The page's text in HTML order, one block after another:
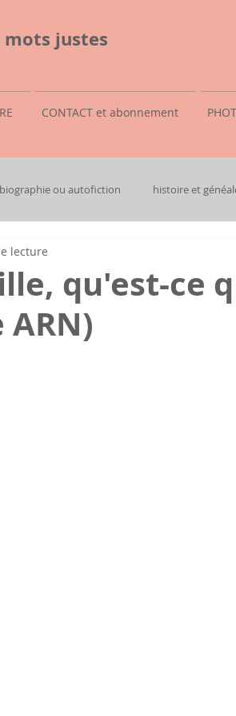
mots justes
CONTACT et abonnement
biographie ou autofiction histoire et
qu'est-ce
lecture